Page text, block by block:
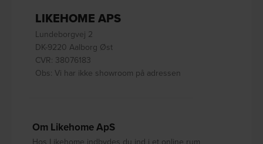
LIKEHOME APS
Lundeborgvej 2
DK-9220 Aalborg Øst
CVR: 38076183
Obs: Vi har ikke showroom på adressen
Om Likehome ApS
Hos Likehome indbydes du ind i et online rum